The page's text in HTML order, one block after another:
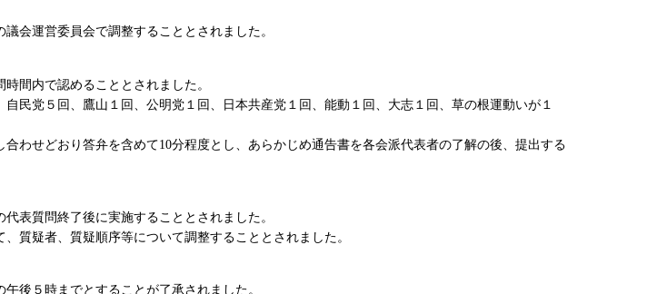
会運営委員会で調整することとされました。
間内で認めることとされました。
民党５回、鷹山１回、公明党１回、日本共産党１回、能動１回、大志１回、草の根運動いが１
わせどおり答弁を含めて10分程度とし、あらかじめ通告書を各会派代表者の了解の後、提出する
表質問終了後に実施することとされました。
質疑者、質疑順序等について調整することとされました。
後５時までとすることが了承されました。